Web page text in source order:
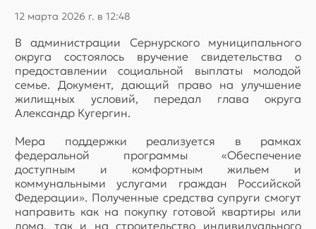
12 марта 2026 г. в 12:48
В администрации Сернурского муниципального
округа состоялось вручение свидетельства о
предоставлении социальной выплаты молодой
семье. Документ, дающий право на улучшение
жилищных условий, передал глава округа
Александр Кугергин.
Мера поддержки реализуется в рамках
федеральной программы «Обеспечение
доступным и комфортным жильем и
коммунальными услугами граждан Российской
Федерации». Полученные средства супруги смогут
направить как на покупку готовой квартиры или
дома, так и на строительство индивидуального